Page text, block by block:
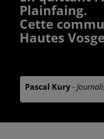
Plainfaing.
Cette
Hautes
Pascal Kury-